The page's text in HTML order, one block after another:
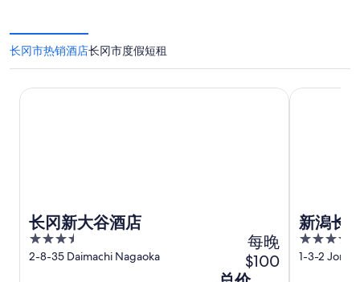
长冈市热销酒店长冈市度假短租
长冈新大谷酒店
3.5
out
2-8-35 Daimachi Nagaoka
每晚
$100
9
长冈新大谷酒店
新潟长
4
out
1-3-2
新潟长冈法